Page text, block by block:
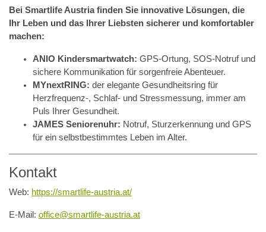
Bei Smartlife Austria finden Sie innovative Lösungen, die
Ihr Leben und das Ihrer Liebsten sicherer und komfortabler
machen:
ANIO Kindersmartwatch: GPS-Ortung, SOS-Notruf und
sichere Kommunikation für sorgenfreie Abenteuer.
MYnextRING: der elegante Gesundheitsring für
Herzfrequenz-, Schlaf- und Stressmessung, immer am
Puls Ihrer Gesundheit.
JAMES Seniorenuhr: Notruf, Sturzerkennung und GPS
für ein selbstbestimmtes Leben im Alter.
Kontakt
Web: https://smartlife-austria.at/
E-Mail: office@smartlife-austria.at